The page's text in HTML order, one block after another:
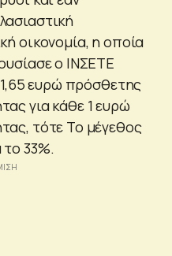
οικονομία, η οποία
ο ΙΝΣΕΤΕ
1,65 ευρώ πρόσθετης
για κάθε 1 ευρώ
τότε Το μέγεθος
33%.